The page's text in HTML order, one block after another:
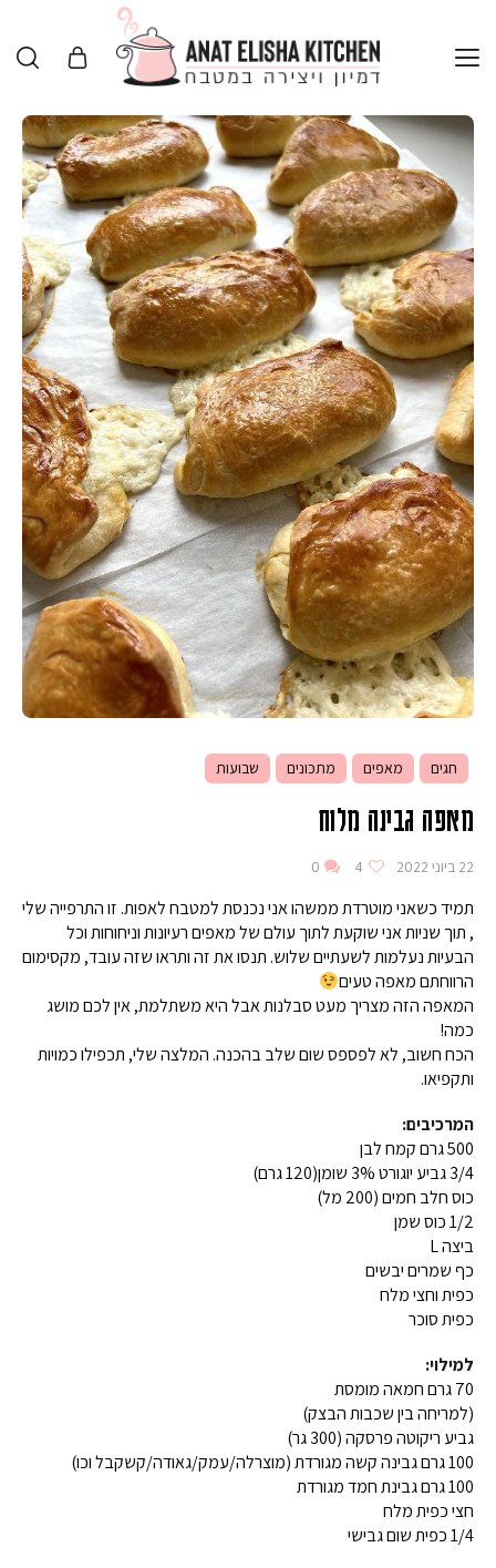
חגים מאפים מתכונים שבועות
מאפה גבינה מלוח
22 ביוני 2022 4
0
תמיד כשאני מוטרדת ממשהו אני נכנסת למטבח לאפות. זו התרפייה שלי
, תוך שניות אני שוקעת לתוך עולם של מאפים רעיונות וניחוחות וכל
הבעיות נעלמות לשעתיים שלוש. תנסו את זה ותראו שזה עובד, מקסימום
הרווחתם מאפה טעים
המאפה הזה מצריך מעט סבלנות אבל היא משתלמת, אין לכם מושג
כמה!
הכח חשוב, לא לפספס שום שלב בהכנה. המלצה שלי, תכפילו כמויות
ותקפיאו.
המרכיבים:
500 גרם קמח לבן
3/4 גביע יוגורט 3% שומן(120 גרם)
כוס חלב חמים (200 מל)
1/2 כוס שמן
ביצה L
כף שמרים יבשים
כפית וחצי מלח
כפית סוכר
למילוי:
70 גרם חמאה מומסת
(למריחה בין שכבות הבצק)
גביע ריקוטה פרסקה (300 גר)
100 גרם גבינה קשה מגורדת (מוצרלה/עמק/גאודה/קשקבל וכו)
100 גרם גבינת חמד מגורדת
חצי כפית מלח
1/4 כפית שום גבישי